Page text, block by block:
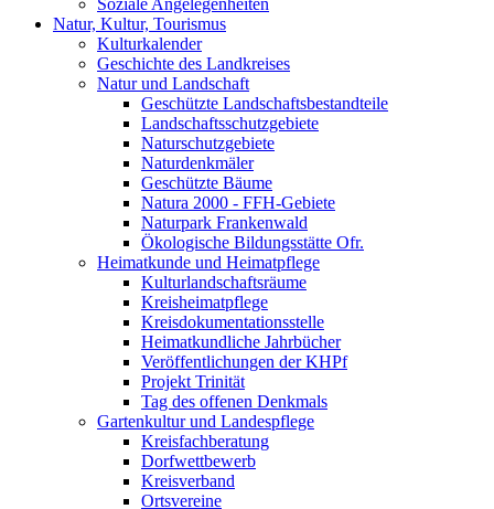
Soziale Angelegenheiten
Natur, Kultur, Tourismus
Kulturkalender
Geschichte des Landkreises
Natur und Landschaft
Geschützte Landschaftsbestandteile
Landschaftsschutzgebiete
Naturschutzgebiete
Naturdenkmäler
Geschützte Bäume
Natura 2000 - FFH-Gebiete
Naturpark Frankenwald
Ökologische Bildungsstätte Ofr.
Heimatkunde und Heimatpflege
Kulturlandschaftsräume
Kreisheimatpflege
Kreisdokumentationsstelle
Heimatkundliche Jahrbücher
Veröffentlichungen der KHPf
Projekt Trinität
Tag des offenen Denkmals
Gartenkultur und Landespflege
Kreisfachberatung
Dorfwettbewerb
Kreisverband
Ortsvereine